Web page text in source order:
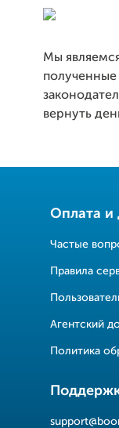
Мы
вернуть
Оплата и
Частые
Правила
Агентский
Политика